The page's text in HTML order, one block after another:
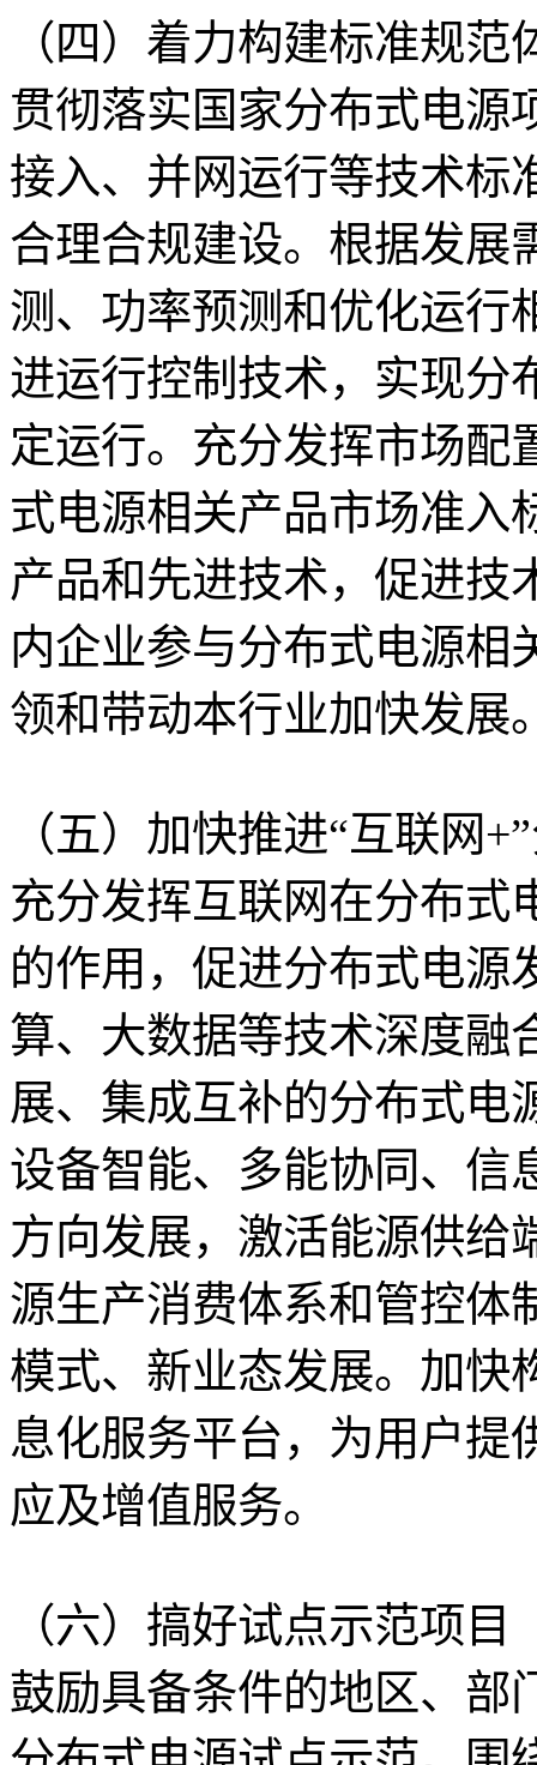
（四）着力构建标准规范
贯彻落实国家分布式电源
接入、并网运行等技术标
合理合规建设。根据发展
测、功率预测和优化运行
进运行控制技术，实现分
定运行。充分发挥市场配
式电源相关产品市场准入
产品和先进技术，促进技
内企业参与分布式电源相
领和带动本行业加快发展
（五）加快推进“互联网
充分发挥互联网在分布式
的作用，促进分布式电源
算、大数据等技术深度融
展、集成互补的分布式电
设备智能、多能协同、信
方向发展，激活能源供给
源生产消费体系和管控体
模式、新业态发展。加快
息化服务平台，为用户提
应及增值服务。
（六）搞好试点示范项目
鼓励具备条件的地区、部